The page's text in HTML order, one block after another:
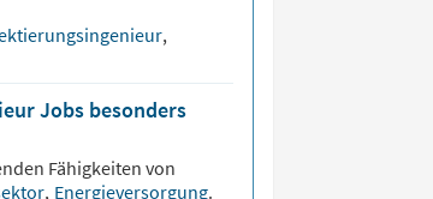
,
Jobs besonders
Fähigkeiten von
, Energieversorgung.